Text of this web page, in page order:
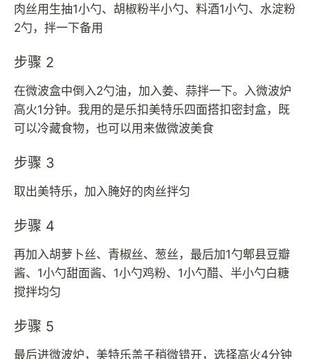
肉丝用生抽1小勺、胡椒粉半小勺、料酒1小勺、水淀粉
2勺，拌一下备用
步骤 2
在微波盒中倒入2勺油，加入姜、蒜拌一下。入微波炉
高火1分钟。我用的是乐扣美特乐四面搭扣密封盒，既
可以冷藏食物，也可以用来做微波美食
步骤 3
取出美特乐，加入腌好的肉丝拌匀
步骤 4
再加入胡萝卜丝、青椒丝、葱丝，最后加1勺郫县豆瓣
酱、1小勺甜面酱、1小勺鸡粉、1小勺醋、半小勺白糖
搅拌均匀
步骤 5
最后进微波炉，美特乐盖子稍微错开，选择高火4分钟